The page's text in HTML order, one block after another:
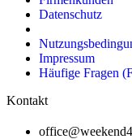
Datenschutz
Impressum
Häufige Fragen
Kontakt